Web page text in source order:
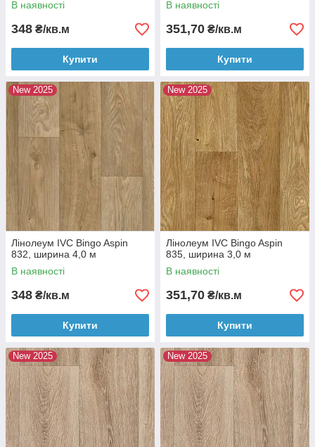
В наявності
348 ₴/кв.м
Купити
В наявності
351,70 ₴/кв.м
Купити
New 2025
Лінолеум IVC Bingo Aspin
832, ширина 4,0 м
В наявності
348 ₴/кв.м
Купити
New 2025
Лінолеум IVC Bingo Aspin
835, ширина 3,0 м
В наявності
351,70 ₴/кв.м
Купити
New 2025 New 2025